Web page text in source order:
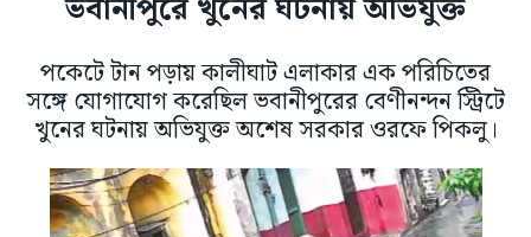
ভবানীপুরে খুনের ঘটনায় অভিযুক্ত
পকেটে টান পড়ায় কালীঘাট এলাকার এক পরিচিতের
সঙ্গে যোগাযোগ করেছিল ভবানীপুরের বেণীনন্দন স্ট্রিটে
খুনের ঘটনায় অভিযুক্ত অশেষ সরকার ওরফে পিকলু।